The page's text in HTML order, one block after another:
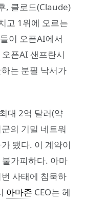
, 클로드(Claude)
고 1위에 오르는
이 오픈AI에서
픈AI 샌프란시
는 분필 낙서가
대 2억 달러(약
의 기밀 네트워
됐다. 이 계약이
가피하다. 아마
사태에 침묵하
아마존 CEO는 헤